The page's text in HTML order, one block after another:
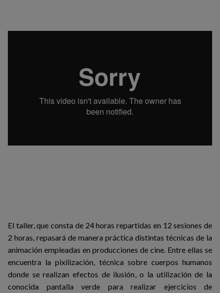
El taller, que consta de 24 horas repartidas en 12 sesiones de
2 horas, repasará de manera práctica distintas técnicas de la
animación empleadas en producciones de cine. Entre ellas se
encuentra la pixilización, técnica sobre cuerpos humanos
donde se realizan efectos de ilusión, o la utilización de la
conocida pantalla verde para realizar ejercicios de